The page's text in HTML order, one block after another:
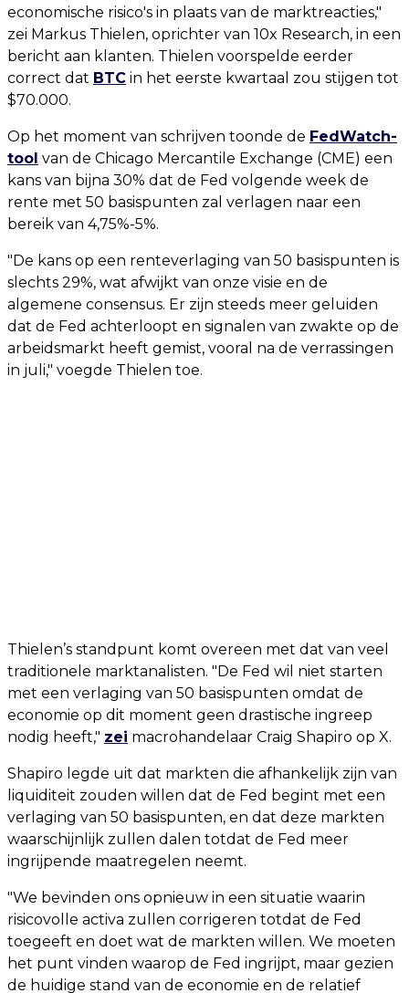
economische risico's in plaats van de marktreacties,"
zei Markus Thielen, oprichter van 10x Research, in een
bericht aan klanten. Thielen voorspelde eerder
correct dat BTC in het eerste kwartaal zou stijgen tot
$70.000.
Op het moment van schrijven toonde de FedWatch-
tool van de Chicago Mercantile Exchange (CME) een
kans van bijna 30% dat de Fed volgende week de
rente met 50 basispunten zal verlagen naar een
bereik van 4,75%-5%.
"De kans op een renteverlaging van 50 basispunten is
slechts 29%, wat afwijkt van onze visie en de
algemene consensus. Er zijn steeds meer geluiden
dat de Fed achterloopt en signalen van zwakte op de
arbeidsmarkt heeft gemist, vooral na de verrassingen
in juli," voegde Thielen toe.
Thielen’s standpunt komt overeen met dat van veel
traditionele marktanalisten. "De Fed wil niet starten
met een verlaging van 50 basispunten omdat de
economie op dit moment geen drastische ingreep
nodig heeft," zei macrohandelaar Craig Shapiro op X.
Shapiro legde uit dat markten die afhankelijk zijn van
liquiditeit zouden willen dat de Fed begint met een
verlaging van 50 basispunten, en dat deze markten
waarschijnlijk zullen dalen totdat de Fed meer
ingrijpende maatregelen neemt.
"We bevinden ons opnieuw in een situatie waarin
risicovolle activa zullen corrigeren totdat de Fed
toegeeft en doet wat de markten willen. We moeten
het punt vinden waarop de Fed ingrijpt, maar gezien
de huidige stand van de economie en de relatief